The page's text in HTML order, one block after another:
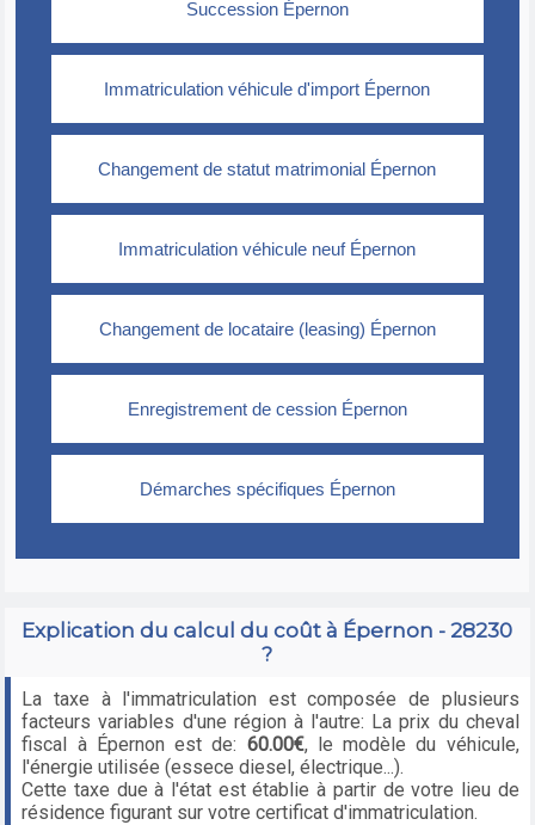
Explication du calcul du coût à Épernon - 28230
?
La taxe à l'immatriculation est composée de plusieurs
facteurs variables d'une région à l'autre: La prix du cheval
fiscal à Épernon est de: 60.00€, le modèle du véhicule,
l'énergie utilisée (essece diesel, électrique...).
Cette taxe due à l'état est établie à partir de votre lieu de
résidence figurant sur votre certificat d'immatriculation.